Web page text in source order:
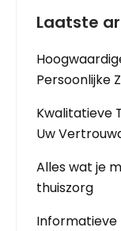
Laatste
Persoonlijke
Kwalitatieve
Uw
Alles wat je
thuiszorg
Informatieve